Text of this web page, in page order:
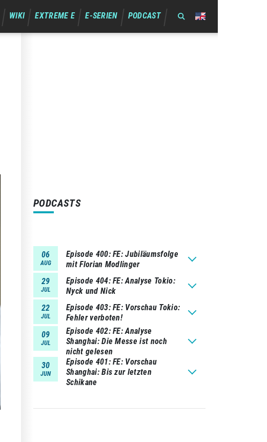
WIKI EXTREME E E-SERIEN PODCAST
PODCASTS
06
AUG
Episode 400 FE: Jubiläumsfolge
mit Florian Modlinger
29
JUL
Episode 404 FE: Analyse Tokio:
Nyck und Nick
22
JUL
Episode 403 FE: Vorschau Tokio:
Fehler verboten!
09
JUL
Episode 402 FE: Analyse
Shanghai: Die Messe ist noch
nicht gelesen
30
JUN
Episode 401 FE: Vorschau
Shanghai: Bis zur letzten
Schikane